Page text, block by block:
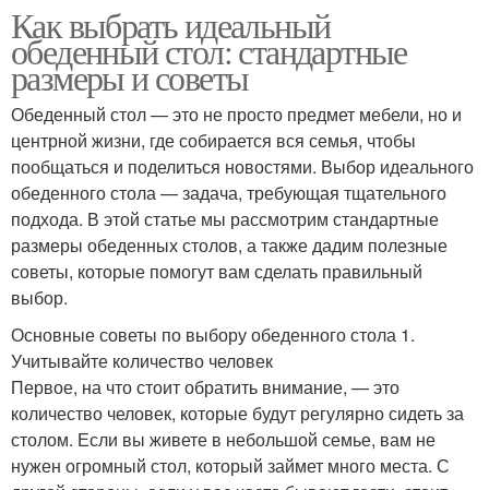
Как выбрать идеальный
обеденный стол: стандартные
размеры и советы
Обеденный стол — это не просто предмет мебели, но и
центрной жизни, где собирается вся семья, чтобы
пообщаться и поделиться новостями. Выбор идеального
обеденного стола — задача, требующая тщательного
подхода. В этой статье мы рассмотрим стандартные
размеры обеденных столов, а также дадим полезные
советы, которые помогут вам сделать правильный
выбор.
Основные советы по выбору обеденного стола 1.
Учитывайте количество человек
Первое, на что стоит обратить внимание, — это
количество человек, которые будут регулярно сидеть за
столом. Если вы живете в небольшой семье, вам не
нужен огромный стол, который займет много места. С